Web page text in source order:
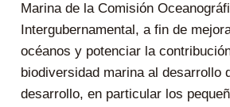
Marina de la Comisión
Intergubernamental, a fin de
océanos y potenciar la
biodiversidad marina al desarrollo
desarrollo, en particular los